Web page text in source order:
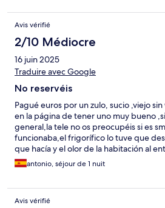
Avis vérifié
2/10 Médiocre
16 juin 2025
Traduire avec Google
No reservéis
Pagué euros por un zulo, sucio ,viejo
en la página de tener uno muy bueno
general,la tele no os preocupéis si es
funcionaba,el frigorífico lo tuve que
que hacía y el olor de la habitación al
aconsejo que os alojeis en noris hay
isla a todos los precios
antonio, séjour de 1 nuit
Avis vérifié